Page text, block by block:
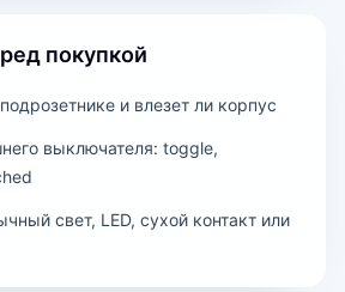
покупкой
и влезет ли корпус
выключателя: toggle,
свет, LED, сухой контакт или